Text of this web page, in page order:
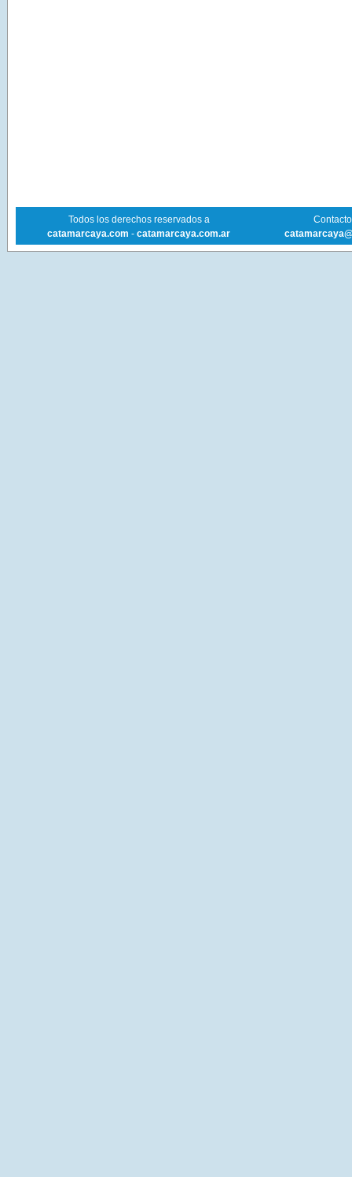
Todos los derechos reservados a
catamarcaya.com - catamarcaya.com.ar